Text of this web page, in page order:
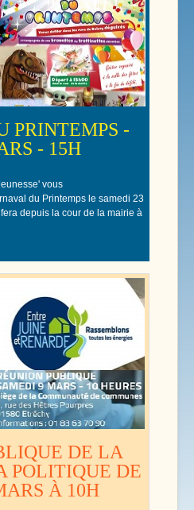
PRINTEMPS -
- 15H
vous
du Printemps le samedi 23
depuis la cour de la mairie à
DE LA
POLITIQUE DE
À 10H